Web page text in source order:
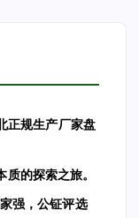
正规生产厂家盘
质的探索之旅。
强，公钲评选